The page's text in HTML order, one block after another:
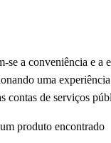
se a conveniência e
uma
contas de serviços
produto encontrado